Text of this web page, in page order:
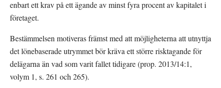
enbart ett krav på ett ägande av minst fyra procent av kapitalet i
företaget.
Bestämmelsen motiveras främst med att möjligheterna att utnyttja
det lönebaserade utrymmet bör kräva ett större risktagande för
delägarna än vad som varit fallet tidigare (prop. 2013/14:1,
volym 1, s. 261 och 265).